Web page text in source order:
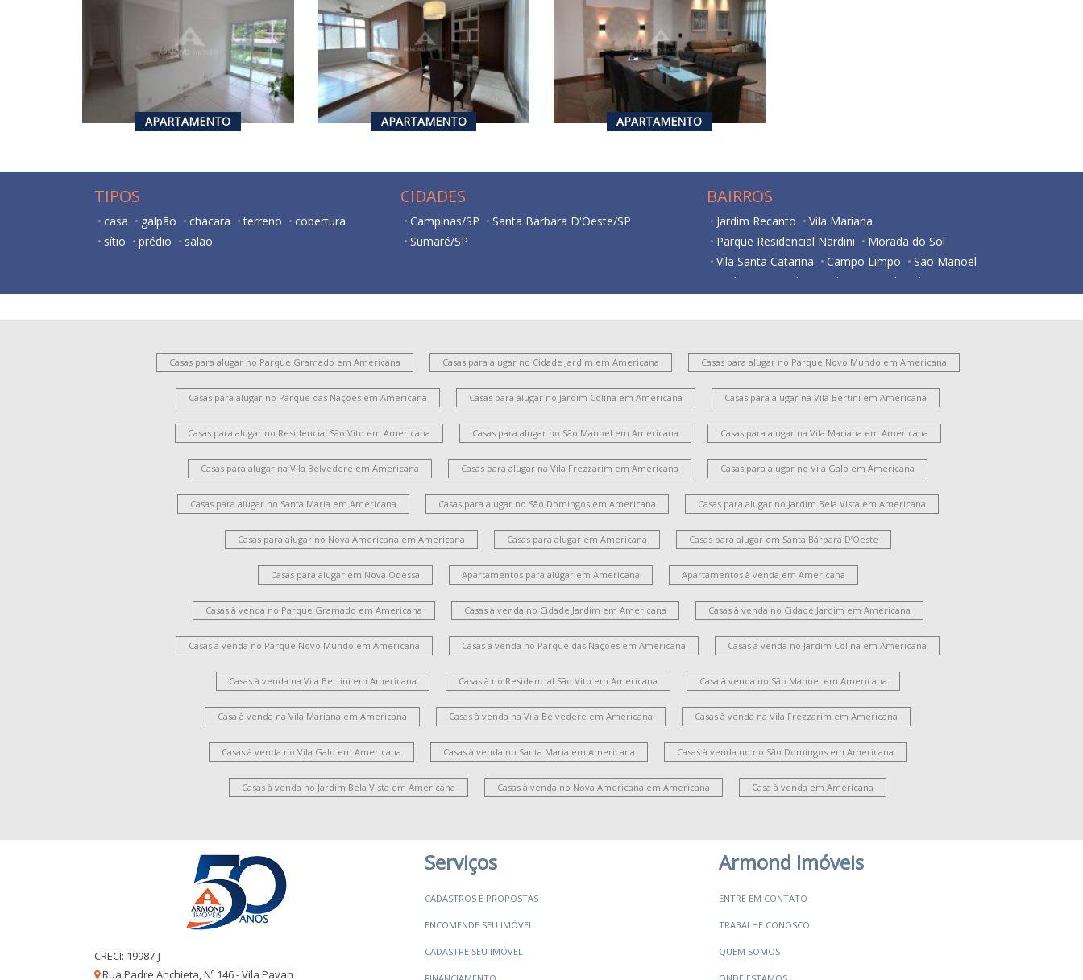
APARTAMENTO
1 72
m²
APARTAMENTO
3 2 110 m²
APARTAMENTO
m²
TIPOS
casa galpão chácara terreno
cobertura
sítio
prédio salão
CIDADES
Campinas/SP
Santa Bárbara D'Oeste/SP
Sumaré/SP
BAIRROS
Jardim Recanto
Vila Mariana
Parque Residencial Nardini
Morada do Sol
Vila Santa Catarina
Campo Limpo
São Manoel
Jardim São Paulo
Jardim Girassol
Vila Pavan
Chácara Letônia
Vila Rehder
Vila Santa Maria
Chácara Machadinho II
Jardim Terramérica III
Vila Belvedere
Parque Novo Mundo
Jardim Progresso
Vila Frezzarim Jardim Glória
Casas para alugar no Parque Gramado em Americana Casas para alugar no Cidade Jardim em Americana Casas para alugar no Parque Novo Mundo em Americana
Casas para alugar no Parque das Nações em Americana Casas para alugar no Jardim Colina em Americana Casas para alugar na Vila Bertini em Americana
Casas para alugar no Residencial São Vito em Americana Casas para alugar no São Manoel em Americana Casas para alugar na Vila Mariana em Americana
Casas para alugar na Vila Belvedere em Americana Casas para alugar na Vila Frezzarim em Americana Casas para alugar no Vila Galo em Americana
Casas para alugar no Santa Maria em Americana Casas para alugar no São Domingos em Americana Casas para alugar no Jardim Bela Vista em Americana
Casas para alugar no Nova Americana em Americana Casas para alugar em Americana Casas para alugar em Santa Bárbara D’Oeste
Casas para alugar em Nova Odessa Apartamentos para alugar em Americana Apartamentos à venda em Americana
Casas à venda no Parque Gramado em Americana Casas à venda no Cidade Jardim em Americana Casas à venda no Cidade Jardim em Americana
Casas à venda no Parque Novo Mundo em Americana Casas à venda no Parque das Nações em Americana Casas à venda no Jardim Colina em Americana
Casas à venda na Vila Bertini em Americana Casas à no Residencial São Vito em Americana Casa à venda no São Manoel em Americana
Casa à venda na Vila Mariana em Americana Casas à venda na Vila Belvedere em Americana Casas à venda na Vila Frezzarim em Americana
Casas à venda no Vila Galo em Americana Casas à venda no Santa Maria em Americana Casas à venda no no São Domingos em Americana
Casas à venda no Jardim Bela Vista em Americana Casas à venda no Nova Americana em Americana Casa à venda em Americana
CRECI: 19987-J
Rua Padre Anchieta, Nº 146 - Vila Pavan
Serviços
CADASTROS E PROPOSTAS
ENCOMENDE SEU IMÓVEL
CADASTRE SEU IMÓVEL
Armond Imóveis
ENTRE EM CONTATO
TRABALHE CONOSCO
QUEM SOMOS